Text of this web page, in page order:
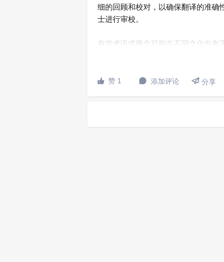
细的回顾和校对，以确保翻译的准确
士进行审校。
有些术语或概念可能在不同文化中
的词汇，可以使用注释来解释原文的
 赞 1  添加评论  分享